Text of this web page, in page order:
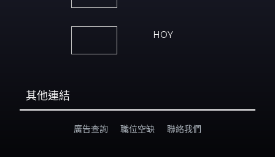
HOY
其他連結
廣告查詢 職位空缺 聯絡我們